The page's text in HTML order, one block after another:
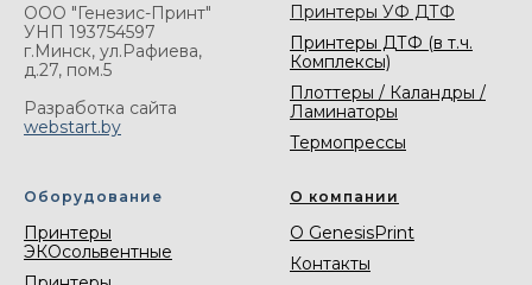
ООО "Генезис-Принт"
УНП 193754597
г.Минск, ул.Рафиева,
д.27, пом.5
Разработка сайта
webstart.by
Принтеры УФ ДТФ
Принтеры ДТФ (в т.ч.
Комплексы)
Плоттеры / Каландры /
Ламинаторы
Термопрессы
Оборудование
Принтеры
ЭКОсольвентные
О компании
О GenesisPrint
Контакты